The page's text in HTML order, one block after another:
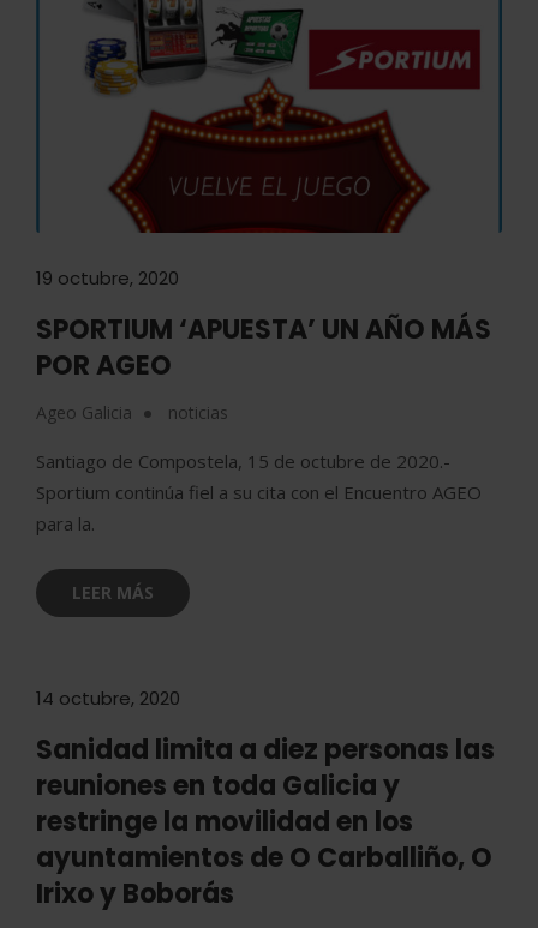
19 octubre, 2020
SPORTIUM ‘APUESTA’ UN AÑO MÁS
POR AGEO
Ageo Galicia noticias
Santiago de Compostela, 15 de octubre de 2020.-
Sportium continúa fiel a su cita con el Encuentro AGEO
para la.
LEER MÁS
14 octubre, 2020
Sanidad limita a diez personas las
reuniones en toda Galicia y
restringe la movilidad en los
ayuntamientos de O Carballiño, O
Irixo y Boborás